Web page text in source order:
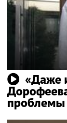
«Даже
проблемы